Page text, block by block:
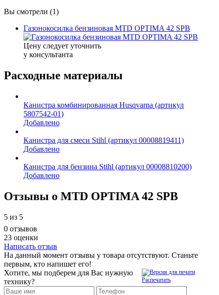
Вы смотрели (1)
Газонокосилка бензиновая MTD OPTIMA 42 SPB
Цену следует уточнить
у консультанта
Расходные материалы
Канистра комбинированная Husqvarna (артикул
5807542-01)
Добавлено
Канистра для смеси Stihl (артикул 00008819411)
Добавлено
Канистра для бензина Stihl (артикул 00008810200)
Добавлено
Отзывы о MTD OPTIMA 42 SPB
5 из 5
0 отзывов
23 оценки
Написать отзыв
На данный момент отзывы у товара отсутствуют. Станьте
первым, кто напишет его!
Распечатать
Хотите, мы подберем для Вас нужную
технику?